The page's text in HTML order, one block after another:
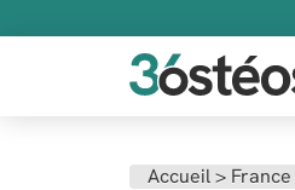
Accueil> France